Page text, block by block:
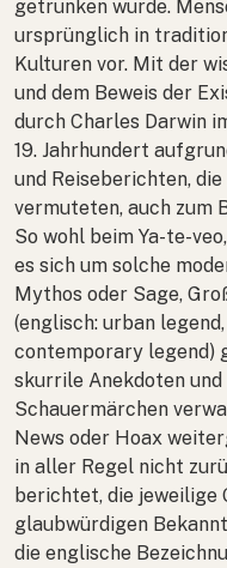
getrunken wurde.
ursprünglich in
Kulturen vor. Mit der
und dem Beweis der
durch Charles Darwin
19. Jahrhundert
und Reiseberichten,
vermuteten, auch zum
So wohl beim Ya-te-
es sich um solche
Mythos oder Sage,
(englisch: urban
contemporary legend)
skurrile Anekdoten und
Schauermärchen
News oder Hoax
in aller Regel nicht
berichtet, die jeweilige
glaubwürdigen
die englische